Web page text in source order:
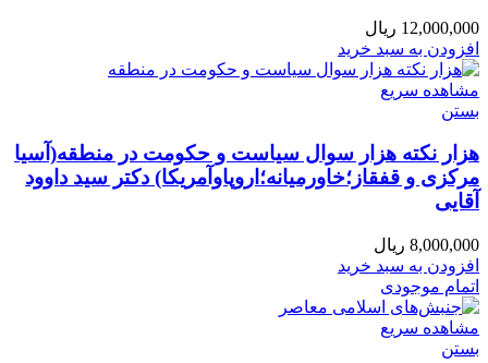
12,000,000 ریال
افزودن به سبد خرید
مشاهده سریع
بستن
هزار نکته هزار سوال سیاست و حکومت در منطقه(آسیا
مرکزی و قفقاز؛خاورمیانه؛اروپاوآمریکا) دکتر سید داوود
آقایی
8,000,000 ریال
افزودن به سبد خرید
اتمام موجودی
مشاهده سریع
بستن